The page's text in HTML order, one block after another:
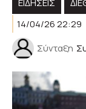
ΕΙΔΗΣΕΙΣ
14/04/26 22:29
Σύνταξη